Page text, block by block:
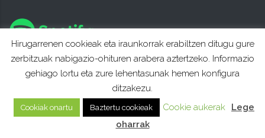
Hirugarrenen cookieak eta iraunkorrak erabiltzen ditugu gure
zerbitzuak nabigazio-ohituren arabera aztertzeko. Informazio
gehiago lortu eta zure lehentasunak hemen konfigura
ditzakezu.
Cookiak onartu Baztertu cookieak Cookie aukerak
Lege
oharrak